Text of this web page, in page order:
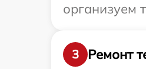
организуем
3
Ремонт